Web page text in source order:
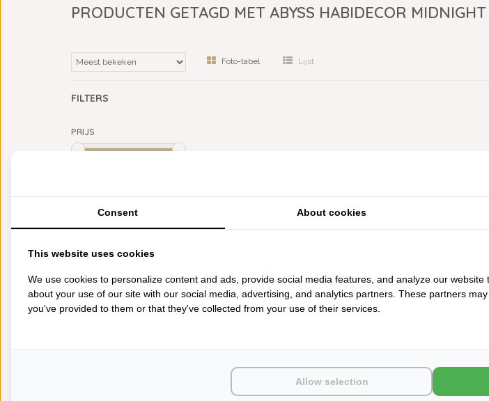
PRODUCTEN GETAGD MET ABYSS HABIDECOR MIDNIGHT
Foto-tabel Lijst
FILTERS
PRIJS
BADGOED
KEUKENGOED
PLAIDS
HUISPARFUM
SIERKUSSENS
Consent About cookies
This website uses cookies
We use cookies to personalize content and ads, provide social media features, and analyze our website
about your use of our site with our social media, advertising, and analytics partners. These partners
you've provided to them or that they've collected from your use of their services.
Allow selection